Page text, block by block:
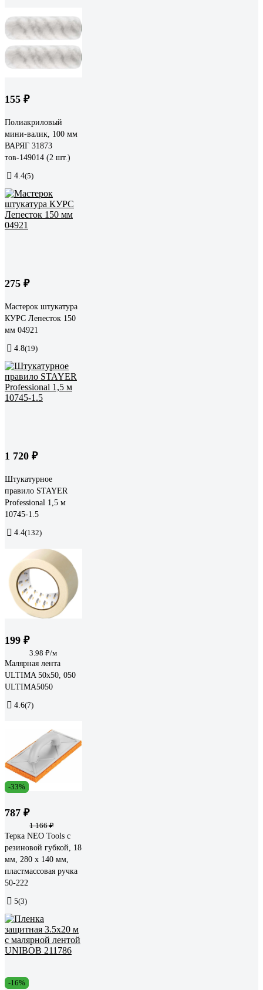
155 ₽
Полиакриловый
мини-валик, 100 мм
ВАРЯГ 31873
тов-149014 (2 шт.)
4.4(5)
275 ₽
Мастерок штукатура
КУРС Лепесток 150
мм 04921
4.8(19)
1 720 ₽
Штукатурное
правило STAYER
Professional 1,5 м
10745-1.5
4.4(132)
199 ₽
3.98 ₽/м
Малярная лента
ULTIMA 50x50, 050
ULTIMA5050
4.6(7)
-33%
787 ₽
1 166 ₽
Терка NEO Tools с
резиновой губкой, 18
мм, 280 x 140 мм,
пластмассовая ручка
50-222
5(3)
-16%